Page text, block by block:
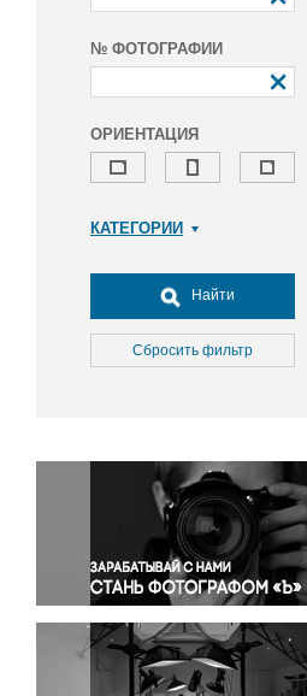
№ ФОТОГРАФИИ
ОРИЕНТАЦИЯ
КАТЕГОРИИ
Досуг, туризм и отдых
Культура
Медицина
Окружающая среда
Политика
Правосудие
Происшествия и конфликты
Религия
Светская жизнь
Спорт
Экология
Найти
Сбросить фильтр